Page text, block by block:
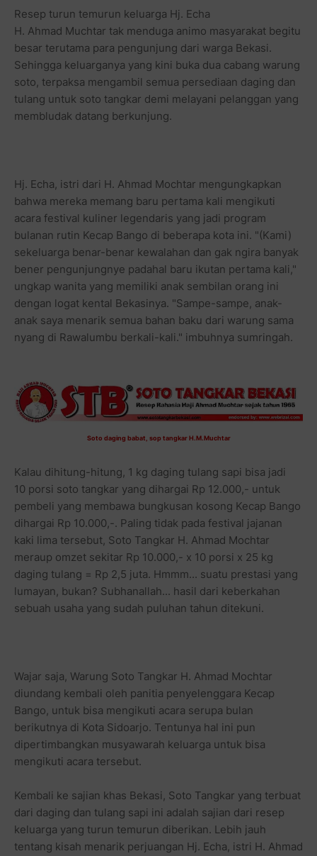
Resep turun temurun keluarga Hj. Echa
H. Ahmad Muchtar tak menduga animo masyarakat begitu
besar terutama para pengunjung dari warga Bekasi.
Sehingga keluarganya yang kini buka dua cabang warung
soto, terpaksa mengambil semua persediaan daging dan
tulang untuk soto tangkar demi melayani pelanggan yang
membludak datang berkunjung.
Hj. Echa, istri dari H. Ahmad Mochtar mengungkapkan
bahwa mereka memang baru pertama kali mengikuti
acara festival kuliner legendaris yang jadi program
bulanan rutin Kecap Bango di beberapa kota ini. "(Kami)
sekeluarga benar-benar kewalahan dan gak ngira banyak
bener pengunjungnye padahal baru ikutan pertama kali,"
ungkap wanita yang memiliki anak sembilan orang ini
dengan logat kental Bekasinya. "Sampe-sampe, anak-
anak saya menarik semua bahan baku dari warung sama
nyang di Rawalumbu berkali-kali." imbuhnya sumringah.
Soto daging babat, sop tangkar H.M.Muchtar
Kalau dihitung-hitung, 1 kg daging tulang sapi bisa jadi
10 porsi soto tangkar yang dihargai Rp 12.000,- untuk
pembeli yang membawa bungkusan kosong Kecap Bango
dihargai Rp 10.000,-. Paling tidak pada festival jajanan
kaki lima tersebut, Soto Tangkar H. Ahmad Mochtar
meraup omzet sekitar Rp 10.000,- x 10 porsi x 25 kg
daging tulang = Rp 2,5 juta. Hmmm... suatu prestasi yang
lumayan, bukan? Subhanallah... hasil dari keberkahan
sebuah usaha yang sudah puluhan tahun ditekuni.
Wajar saja, Warung Soto Tangkar H. Ahmad Mochtar
diundang kembali oleh panitia penyelenggara Kecap
Bango, untuk bisa mengikuti acara serupa bulan
berikutnya di Kota Sidoarjo. Tentunya hal ini pun
dipertimbangkan musyawarah keluarga untuk bisa
mengikuti acara tersebut.
Kembali ke sajian khas Bekasi, Soto Tangkar yang terbuat
dari daging dan tulang sapi ini adalah sajian dari resep
keluarga yang turun temurun diberikan. Lebih jauh
tentang kisah menarik perjuangan Hj. Echa, istri H. Ahmad